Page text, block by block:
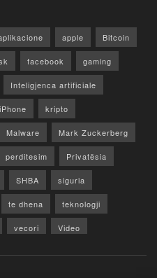
apple Bitcoin
facebook gaming
Inteligjenca artificiale
iPhone kripto
Malware Mark Zuckerberg
perditesim Privatësia
SHBA siguria
te dhena teknologji
vecori Video